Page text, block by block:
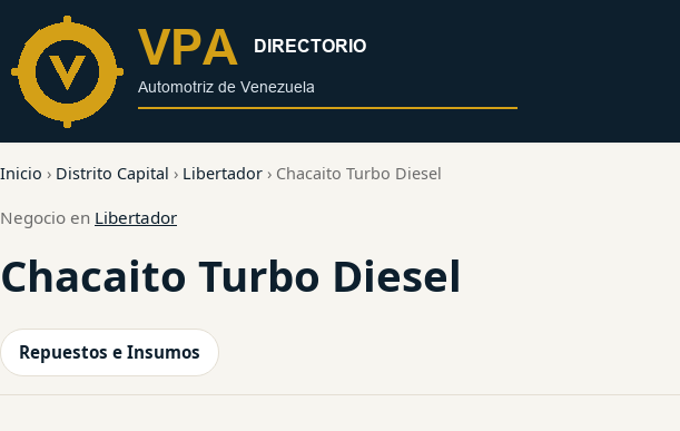
contenido
Inicio › Distrito Capital › Libertador › Chacaito Turbo Diesel
Negocio en Libertador
Chacaito Turbo Diesel
Repuestos e Insumos